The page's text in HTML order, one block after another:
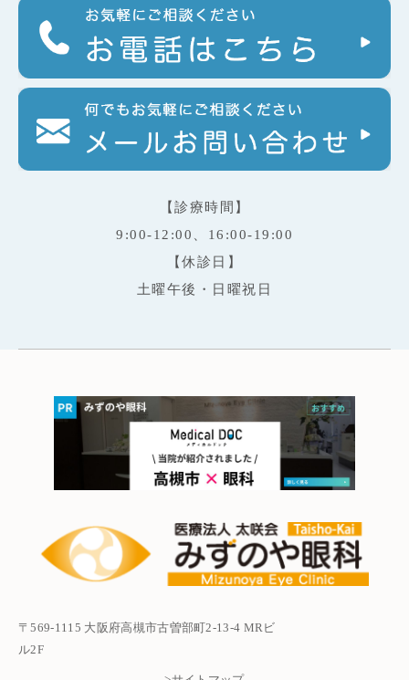
【診療時間】
9:00-12:00、16:00-19:00
【休診日】
土曜午後・日曜祝日
〒569-1115 大阪府高槻市古曽部町2-13-4 MRビ
ル2F